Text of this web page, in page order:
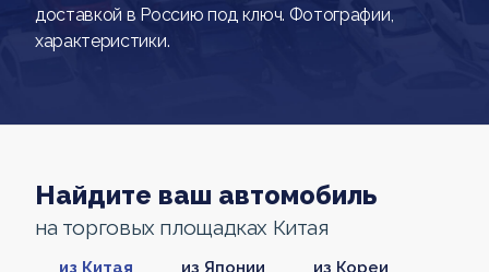
доставкой в Россию под ключ. Фотографии,
характеристики.
Найдите ваш автомобиль
на торговых площадках Китая
из Китая из Японии из Кореи